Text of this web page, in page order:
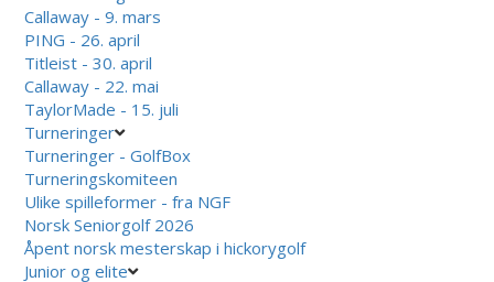
Callaway - 9. mars
PING - 26. april
Titleist - 30. april
Callaway - 22. mai
TaylorMade - 15. juli
Turneringer
Turneringer - GolfBox
Turneringskomiteen
Ulike spilleformer - fra NGF
Norsk Seniorgolf 2026
Åpent norsk mesterskap i hickorygolf
Junior og elite